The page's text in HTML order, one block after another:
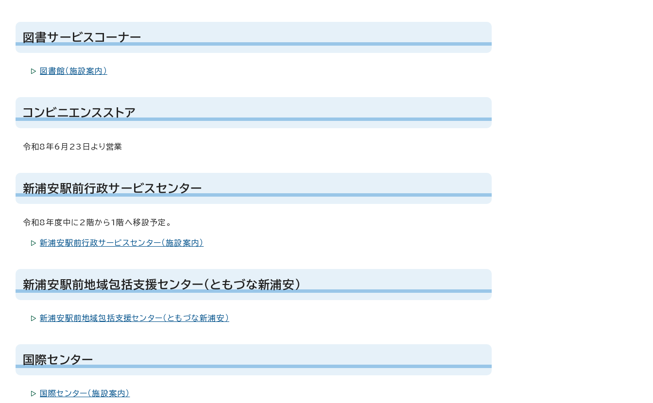
図書サービスコーナー
図書館（施設案内）
コンビニエンスストア
令和8年6月23日より営業
新浦安駅前行政サービスセンター
令和8年度中に2階から1階へ移設予定。
新浦安駅前行政サービスセンター（施設案内）
新浦安駅前地域包括支援センター（ともづな新浦安）
新浦安駅前地域包括支援センター（ともづな新浦安）
国際センター
国際センター（施設案内）